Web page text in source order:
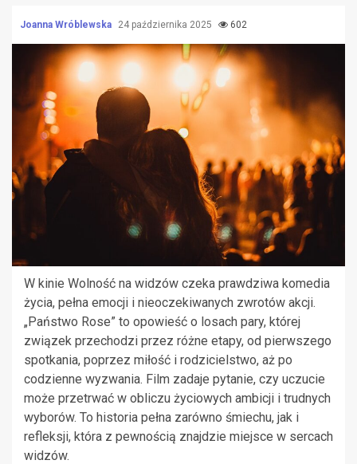
Joanna Wróblewska 24 października 2025 602
W kinie Wolność na widzów czeka prawdziwa komedia
życia, pełna emocji i nieoczekiwanych zwrotów akcji.
„Państwo Rose” to opowieść o losach pary, której
związek przechodzi przez różne etapy, od pierwszego
spotkania, poprzez miłość i rodzicielstwo, aż po
codzienne wyzwania. Film zadaje pytanie, czy uczucie
może przetrwać w obliczu życiowych ambicji i trudnych
wyborów. To historia pełna zarówno śmiechu, jak i
refleksji, która z pewnością znajdzie miejsce w sercach
widzów.